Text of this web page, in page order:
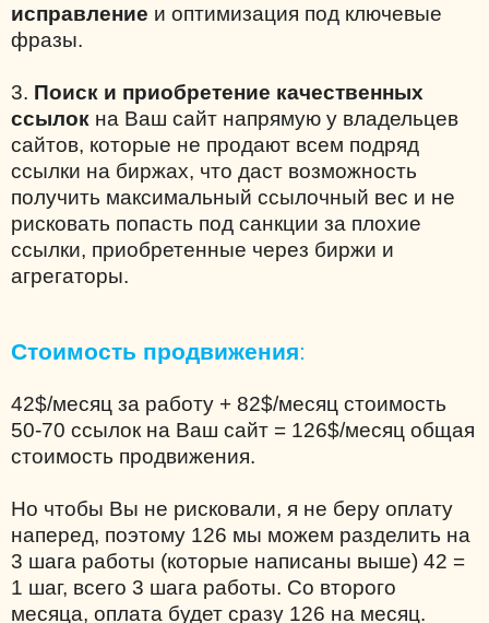
исправление и оптимизация под ключевые
фразы.
3. Поиск и приобретение качественных
ссылок на Ваш сайт напрямую у владельцев
сайтов, которые не продают всем подряд
ссылки на биржах, что даст возможность
получить максимальный ссылочный вес и не
рисковать попасть под санкции за плохие
ссылки, приобретенные через биржи и
агрегаторы.
Стоимость продвижения:
42$/месяц за работу + 82$/месяц стоимость
50-70 ссылок на Ваш сайт = 126$/месяц общая
стоимость продвижения.
Но чтобы Вы не рисковали, я не беру оплату
наперед, поэтому 126 мы можем разделить на
3 шага работы (которые написаны выше) 42 =
1 шаг, всего 3 шага работы. Со второго
месяца, оплата будет сразу 126 на месяц.